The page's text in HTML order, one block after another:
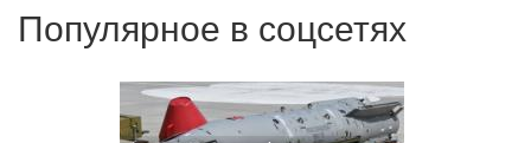
Популярное в соцсетях